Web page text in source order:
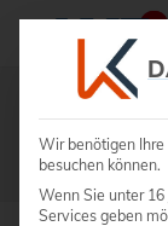
Shop
Wir benötigen
besuchen können.
Wenn Sie unter
Services geben